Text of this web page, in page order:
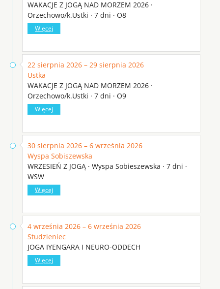
WAKACJE Z JOGĄ NAD MORZEM 2026 ·
Orzechowo/k.Ustki · 7 dni · O8
Więcej
22 sierpnia 2026 – 29 sierpnia 2026
Ustka
WAKACJE Z JOGĄ NAD MORZEM 2026 ·
Orzechowo/k.Ustki · 7 dni · O9
Więcej
30 sierpnia 2026 – 6 września 2026
Wyspa Sobiszewska
WRZESIEŃ Z JOGĄ · Wyspa Sobieszewska · 7 dni ·
WSW
Więcej
4 września 2026 – 6 września 2026
Studzieniec
JOGA IYENGARA I NEURO-ODDECH
Więcej